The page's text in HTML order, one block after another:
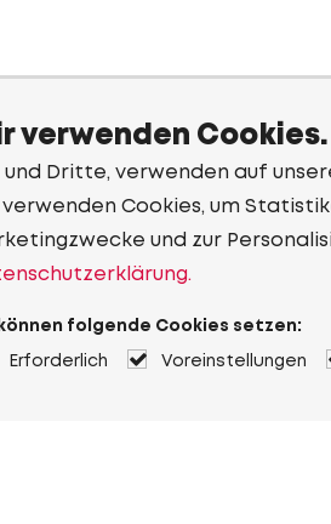
verwenden Cookies.
und Dritte, verwenden auf
verwenden Cookies, um
und zur
folgende Cookies setzen:
Erforderlich Voreinstellungen